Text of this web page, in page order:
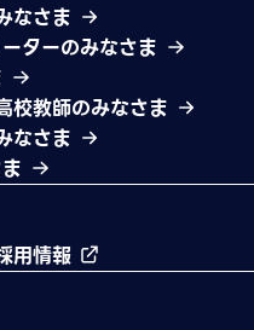
なさま
ターのみなさま
校教師のみなさま
なさま
用情報